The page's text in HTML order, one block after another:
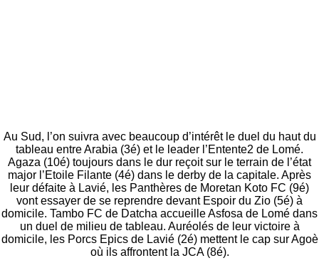
Au Sud, l’on suivra avec beaucoup d’intérêt le duel du haut du
tableau entre Arabia (3é) et le leader l’Entente2 de Lomé.
Agaza (10é) toujours dans le dur reçoit sur le terrain de l’état
major l’Etoile Filante (4é) dans le derby de la capitale. Après
leur défaite à Lavié, les Panthères de Moretan Koto FC (9é)
vont essayer de se reprendre devant Espoir du Zio (5é) à
domicile. Tambo FC de Datcha accueille Asfosa de Lomé dans
un duel de milieu de tableau. Auréolés de leur victoire à
domicile, les Porcs Epics de Lavié (2é) mettent le cap sur Agoè
où ils affrontent la JCA (8é).